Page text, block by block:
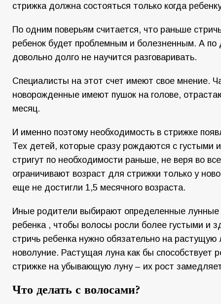
стрижка должна состояться только когда
По одним поверьям считается, что раньше
ребенок будет проблемным и болезненным. А по
довольно долго не научится разговаривать.
Специалисты на этот счет имеют свое мнение.
новорожденные имеют пушок на голове,
месяц.
И именно поэтому необходимость в стрижке
Тех детей, которые сразу рождаются с густыми
стригут по необходимости раньше, не веря во
ограничивают возраст для стрижки только у
еще не достигли 1,5 месячного возраста.
Иные родители выбирают определенные
ребенка , чтобы волосы росли более густыми и
стричь ребенка нужно обязательно на растущую
новолуние. Растущая луна как бы способствует
стрижке на убывающую луну – их рост
Что делать с волосами?